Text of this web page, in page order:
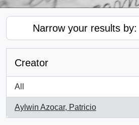
Narrow your results by:
Creator
All
Aylwin Azocar, Patricio
, 1 results